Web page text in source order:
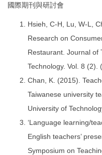
國際期刊與研討會
Hsieh, C-H, Lu, W-L,
Research on
Restaurant. Journal of
Technology. Vol. 8 (2).
Chan, K. (2015).
Taiwanese university
University of
‘Language learning/
English teachers’
Symposium on